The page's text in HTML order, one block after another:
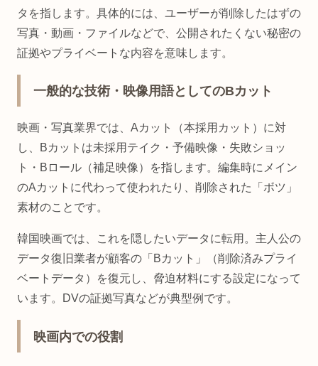
タを指します。具体的には、ユーザーが削除したはずの
写真・動画・ファイルなどで、公開されたくない秘密の
証拠やプライベートな内容を意味します。
一般的な技術・映像用語としてのBカット
映画・写真業界では、Aカット（本採用カット）に対
し、Bカットは未採用テイク・予備映像・失敗ショッ
ト・Bロール（補足映像）を指します。編集時にメイン
のAカットに代わって使われたり、削除された「ボツ」
素材のことです。
韓国映画では、これを隠したいデータに転用。主人公の
データ復旧業者が顧客の「Bカット」（削除済みプライ
ベートデータ）を復元し、脅迫材料にする設定になって
います。DVの証拠写真などが典型例です。
映画内での役割